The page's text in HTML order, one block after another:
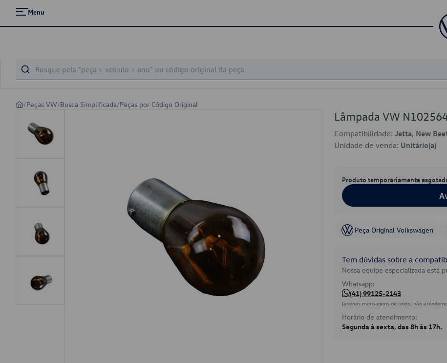
Menu
/Peças VW/Busca Simplificada/Peças por Código Original
Lâmpada VW
Compatibilidade: Jetta, New
Unidade de venda: Unitário(a)
Produto temporariamente
Peça Original Volkswagen
Tem dúvidas sobre a
Nossa equipe especializada está
Whatsapp:
(41) 99125-2143
(apenas mensagens de texto, não
Horário de atendimento:
Segunda à sexta, das 8h às 17h.